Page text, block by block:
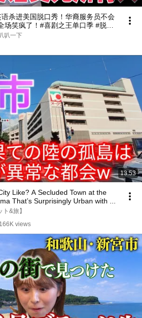
语杀进美国脱口秀！华裔服务员不会
场笑疯了！#喜剧之王单口季 #脱口
#综艺
叭一下
13:53
Like? A Secluded Town at the
That’s Surprisingly Urban with ...
&旅】
166K views